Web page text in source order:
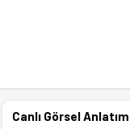
Canlı Görsel Anlatım